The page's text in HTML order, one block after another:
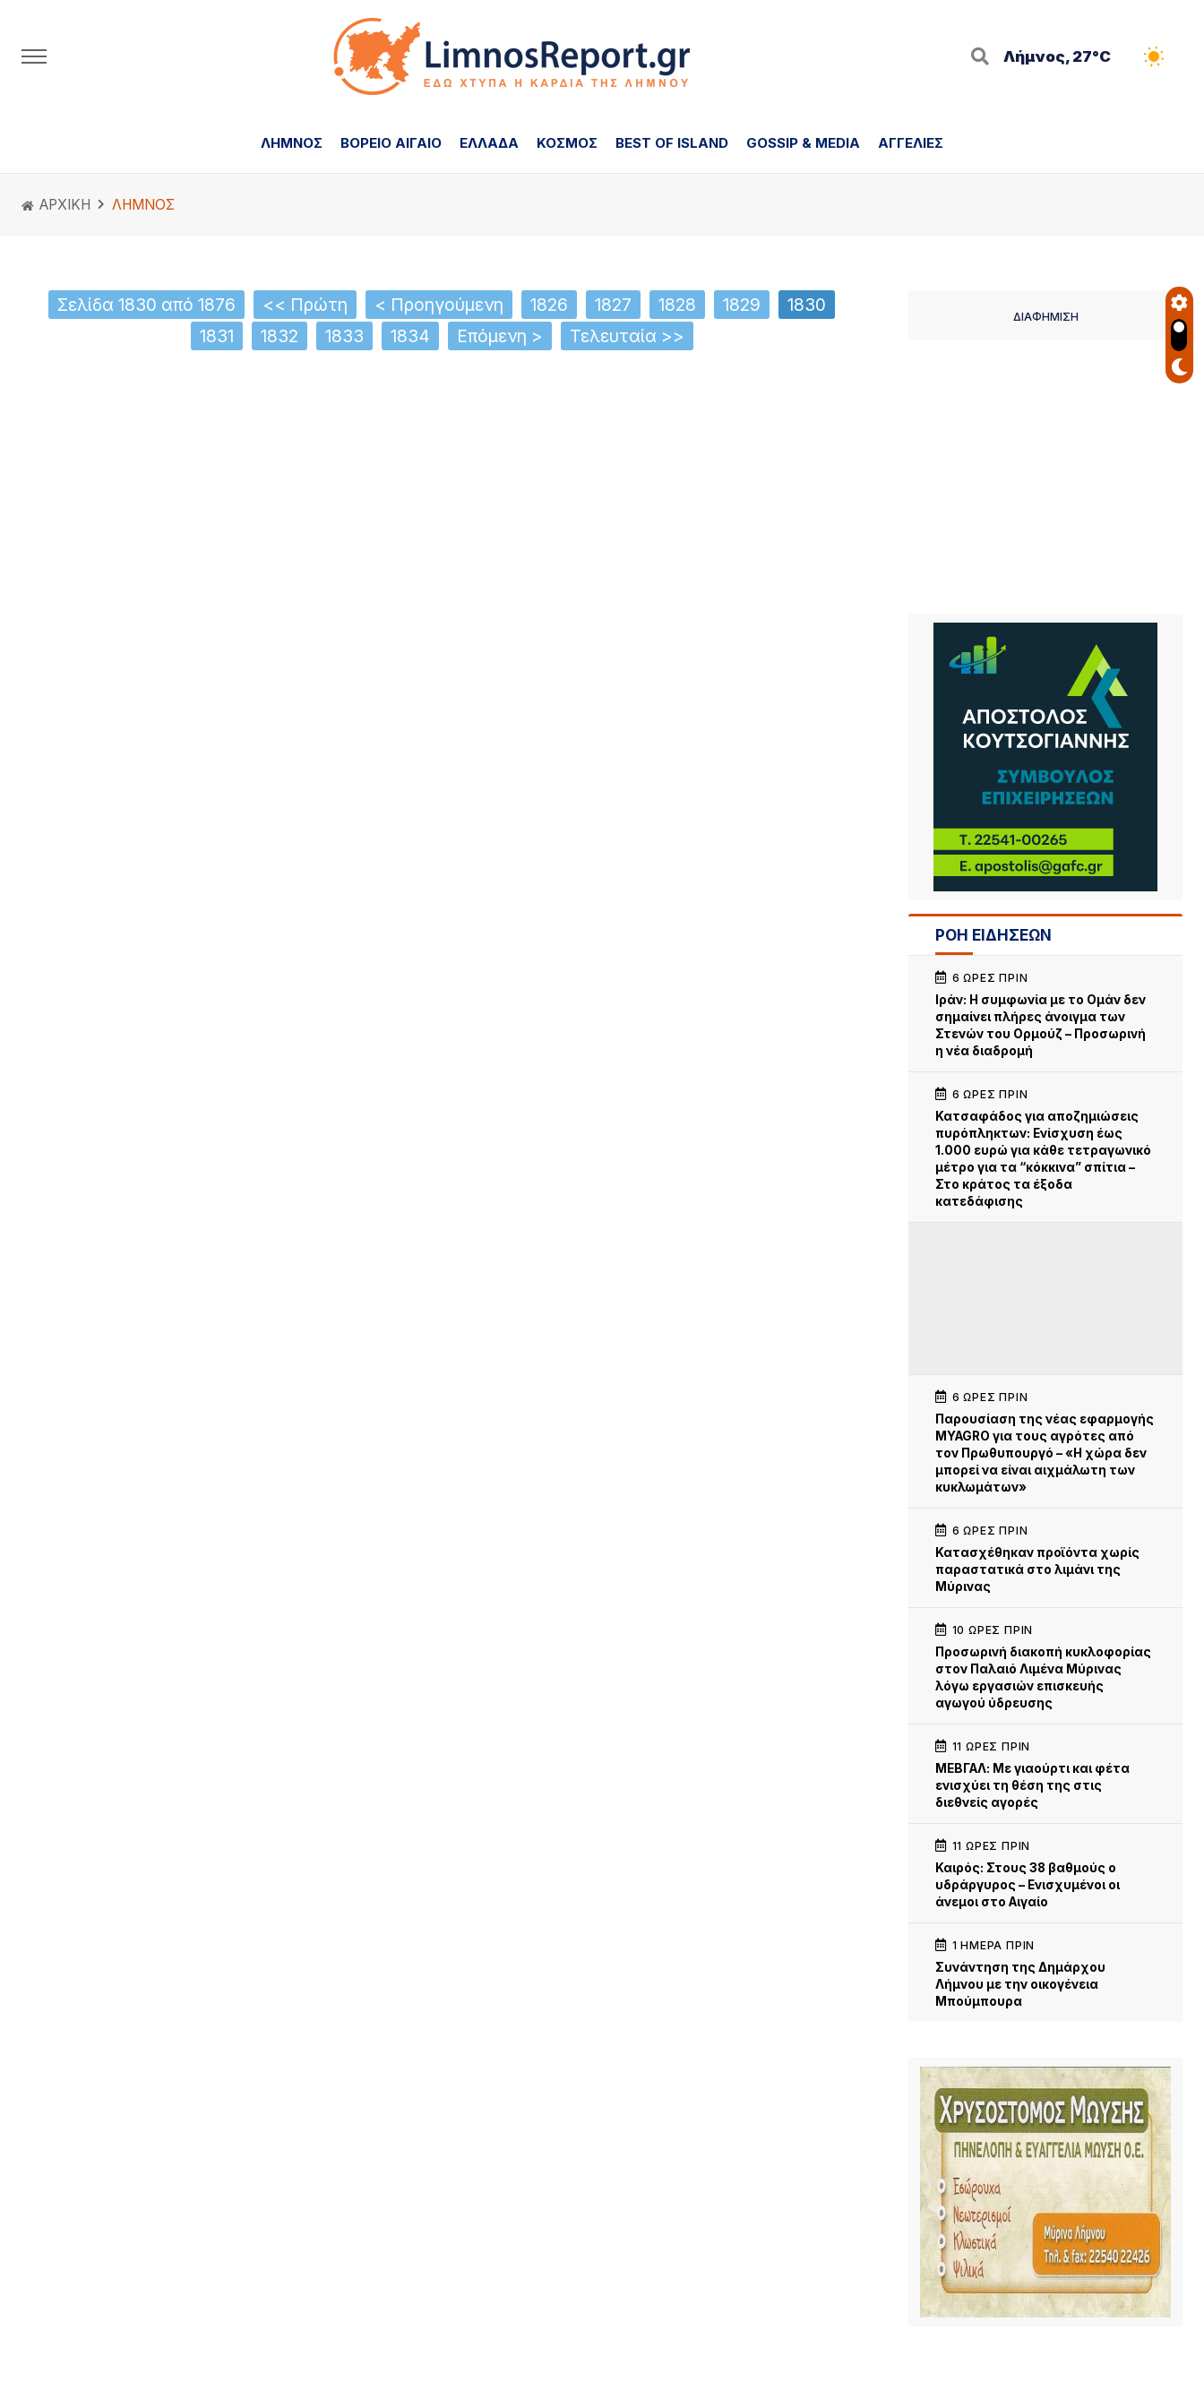
Λήμνος, 27°C
ΛΗΜΝΟΣ ΒΟΡΕΙΟ ΑΙΓΑΙΟ ΕΛΛΑΔΑ ΚΟΣΜΟΣ BEST OF ISLAND GOSSIP & MEDIA ΑΓΓΕΛΙΕΣ
ΑΡΧΙΚΗ ΛΗΜΝΟΣ
Σελίδα 1830 από 1876 << Πρώτη < Προηγούμενη 1826 1827 1828 1829
1830
1831
1832 1833 1834 Επόμενη > Τελευταία >>
ΔΙΑΦΗΜΙΣΗ
ΡΟΗ ΕΙΔΗΣΕΩΝ
6 ΏΡΕΣ ΠΡΙΝ
Iράν: Η συμφωνία με το Ομάν δεν
σημαίνει πλήρες άνοιγμα των
Στενών του Ορμούζ – Προσωρινή
η νέα διαδρομή
6 ΏΡΕΣ ΠΡΙΝ
Κατσαφάδος για αποζημιώσεις
πυρόπληκτων: Ενίσχυση έως
1.000 ευρώ για κάθε τετραγωνικό
μέτρο για τα “κόκκινα” σπίτια –
Στο κράτος τα έξοδα
κατεδάφισης
6 ΏΡΕΣ ΠΡΙΝ
Παρουσίαση της νέας εφαρμογής
MYAGRO για τους αγρότες από
τον Πρωθυπουργό – «Η χώρα δεν
μπορεί να είναι αιχμάλωτη των
κυκλωμάτων»
6 ΏΡΕΣ ΠΡΙΝ
Κατασχέθηκαν προϊόντα χωρίς
παραστατικά στο λιμάνι της
Μύρινας
10 ΏΡΕΣ ΠΡΙΝ
Προσωρινή διακοπή κυκλοφορίας
στον Παλαιό Λιμένα Μύρινας
λόγω εργασιών επισκευής
αγωγού ύδρευσης
11 ΏΡΕΣ ΠΡΙΝ
ΜΕΒΓΑΛ: Με γιαούρτι και φέτα
ενισχύει τη θέση της στις
διεθνείς αγορές
11 ΏΡΕΣ ΠΡΙΝ
Καιρός: Στους 38 βαθμούς ο
υδράργυρος – Ενισχυμένοι οι
άνεμοι στο Αιγαίο
1 ΗΜΈΡΑ ΠΡΙΝ
Συνάντηση της Δημάρχου
Λήμνου με την οικογένεια
Μπούμπουρα